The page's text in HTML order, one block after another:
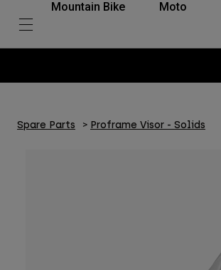
Mountain Bike Moto
Spare Parts Proframe Visor - Solids